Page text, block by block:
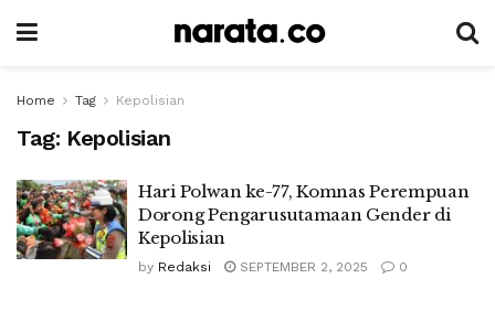
Home Tag Kepolisian
Tag: Kepolisian
Hari Polwan ke-77, Komnas Perempuan
Dorong Pengarusutamaan Gender di
Kepolisian
by Redaksi SEPTEMBER 2, 2025 0